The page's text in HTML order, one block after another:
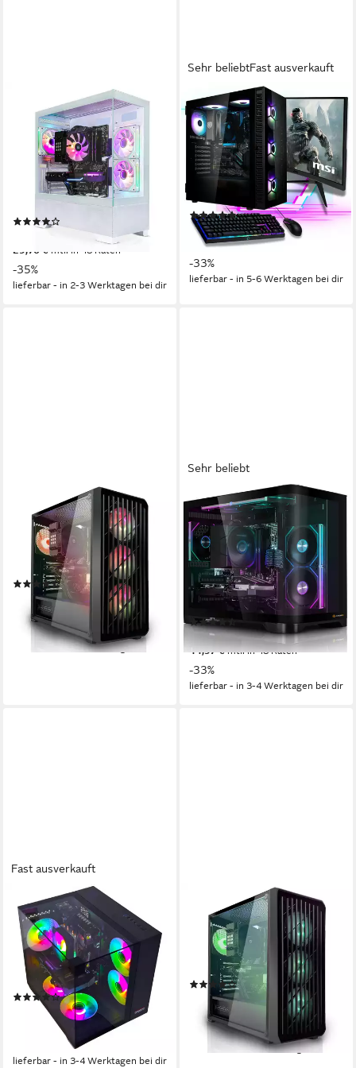
SYSTEMTREFF
AMD Ryzen 5 5600 mit
Nvidia GeForce RTX 5050
8GB GDDR6 Gaming-PC
AMD 5600 Prozessor
Nvidia GeForce RTX 5050 8 GB
Arbeitsspeicher
1.569,90 €
29,76 € mtl. in 48 Raten
-35%
lieferbar - in 2-3 Werktagen bei dir
Sehr beliebtFast ausverkauft
MEINPC
AMD Ryzen 7 Set Gaming-
PC-Komplettsystem
27 Zoll Bildschirmdiagonale
AMD Ryzen 7
Prozessor
32 GB DDR4
Arbeitsspeicher
Produktdatenblatt
(20)
ab 999,00 € UVP1.499,00 €
29,00 €mtl. in 48 Raten
-33%
lieferbar - in 5-6 Werktagen bei dir
SYSTEMTREFF
Basic Gaming-PC
AMD 5655G Prozessor
RX Vega 7 4 GB
Grafikkarte
32 GB DDR4 Arbeitsspeicher
(16)
659,90 € UVP1.049,90 €
19,16 €mtl. in 48 Raten
-37%
lieferbar - in 2-3 Werktagen bei dir
Sehr beliebt
AURUMPC
R7 5700X mit RTX5060Ti
16GB und 32GB DDR4 RAM
Gaming-PC
AMD Ryzen 7 Prozessor
GeForce RTX 5060Ti 16 GB
Grafikkarte
1000 GB Speicherkapazität
(27)
1.549,00 € UVP2.299,00 €
44,97 €mtl. in 48 Raten
-33%
lieferbar - in 3-4 Werktagen bei dir
Fast ausverkauft
CHRONICLE
Gaming PC NVIDIA RTX Intel
12 Core RGB Win 11 TPM 2.0
Gaming-PC
Intel INTEL XEON E5 Prozessor
(31)
ab 649,00 € 799,00 €
mtl. in 48 Raten
lieferbar - in 3-4 Werktagen bei dir
SYSTEMTREFF
Basic Gaming-PC
AMD 8700G
Prozessor
Radeon 780M 6 GB
Grafikkarte
32 GB DDR5 Arbeitsspeicher
(11)
1.169,90 €
1.824,90 €
33,97 €mtl. in 48 Raten
-36%
lieferbar - in 2-3 Werktagen bei dir